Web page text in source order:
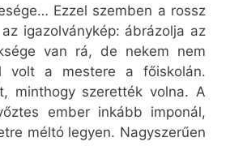
Ezzel szemben a rossz
igazolványkép: ábrázolja az
van rá, de nekem nem
volt a mestere a főiskolán.
minthogy szerették volna. A
ember inkább imponál,
méltó legyen. Nagyszerűen